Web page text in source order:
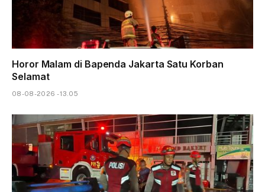
Horor Malam di Bapenda Jakarta Satu Korban
Selamat
08-08-2026 - 13.05